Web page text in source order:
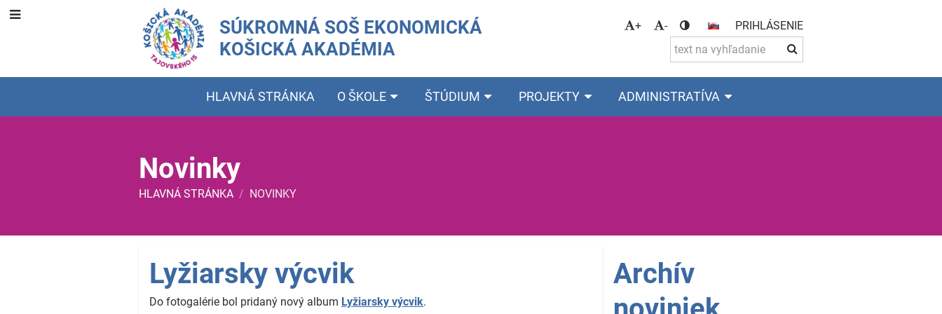
SÚKROMNÁ SOŠ EKONOMICKÁ
KOŠICKÁ AKADÉMIA
+ - PRIHLÁSENIE
HLAVNÁ STRÁNKA O ŠKOLE ŠTÚDIUM PROJEKTY ADMINISTRATÍVA
Novinky
HLAVNÁ STRÁNKA / NOVINKY
Novinky
Lyžiarsky výcvik
Do fotogalérie bol pridaný nový album Lyžiarsky výcvik.
Archív